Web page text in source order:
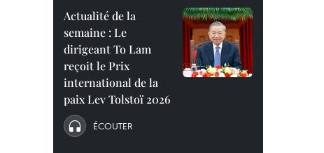
Actualité de la
semaine : Le
dirigeant To Lam
reçoit le Prix
international de la
paix Lev Tolstoï 2026
ÉCOUTER